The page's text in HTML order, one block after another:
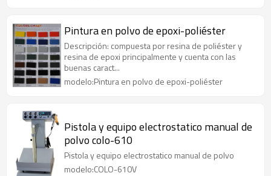
Pintura en polvo de epoxi-poliéster
Descripción: compuesta por resina de poliéster y
resina de epoxi principalmente y cuenta con las
buenas caract...
modelo:Pintura en polvo de epoxi-poliéster
Pistola y equipo electrostatico manual de
polvo colo-610
Pistola y equipo electrostatico manual de polvo
modelo:COLO-610V